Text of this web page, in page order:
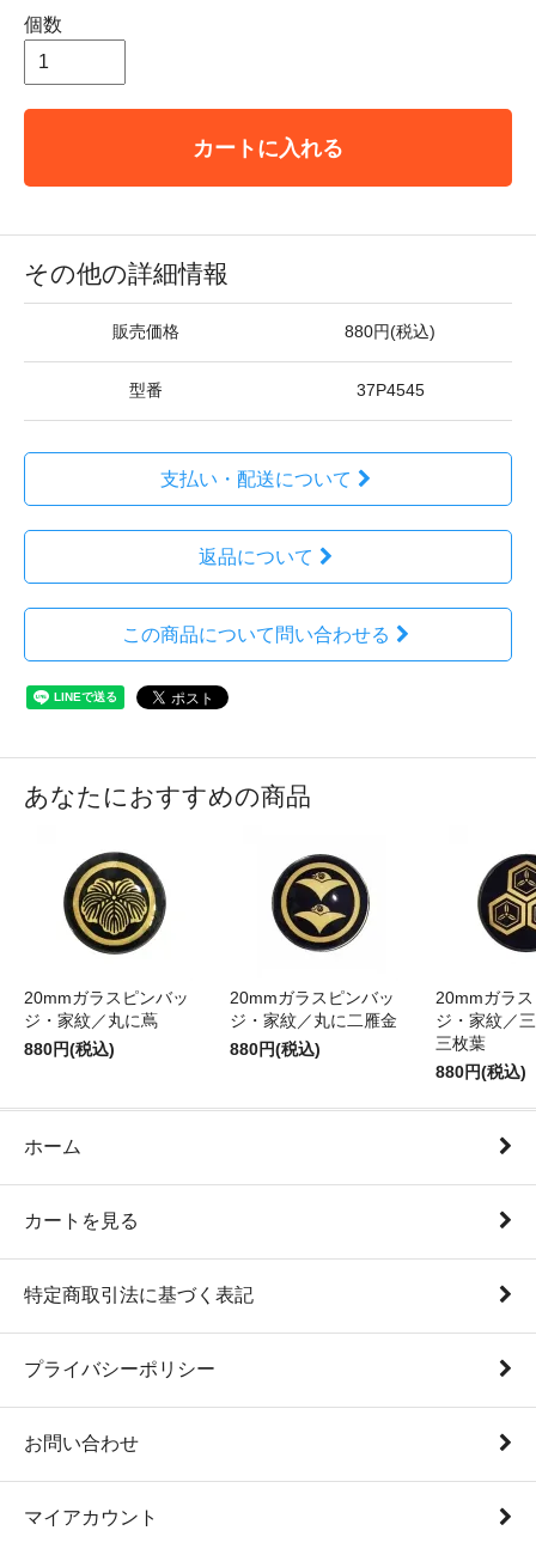
個数
カートに入れる
その他の詳細情報
販売価格 880円(税込)
型番 37P4545
支払い・配送について
返品について
この商品について問い合わせる
あなたにおすすめの商品
20mmガラスピンバッ
ジ・家紋／丸に蔦
880円(税込)
20mmガラスピンバッ
ジ・家紋／丸に二雁金
880円(税込)
20mmガラ
ジ・家紋／
三枚葉
880円(税込)
ホーム
カートを見る
特定商取引法に基づく表記
プライバシーポリシー
お問い合わせ
マイアカウント